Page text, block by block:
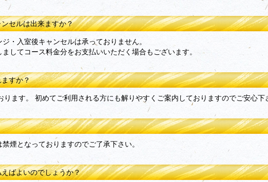
セルは出来ますか？
・入室後キャンセルは承っておりません。
してコース料金分をお支払いいただく場合もございます。
すか？
ります。 初めてご利用される方にも解りやすくご案内しておりますのでご安心下
煙となっておりますのでご了承下さい。
ばよいのでしょうか？